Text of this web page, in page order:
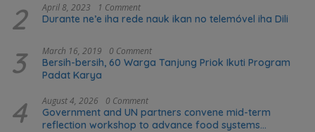
2 April 8, 2023 1 Comment
Durante ne’e iha rede nauk ikan no telemóvel iha Dili
3 March 16, 2019 0 Comment
Bersih-bersih, 60 Warga Tanjung Priok Ikuti Program
Padat Karya
4 August 4, 2026 0 Comment
Government and UN partners convene mid-term
reflection workshop to advance food systems